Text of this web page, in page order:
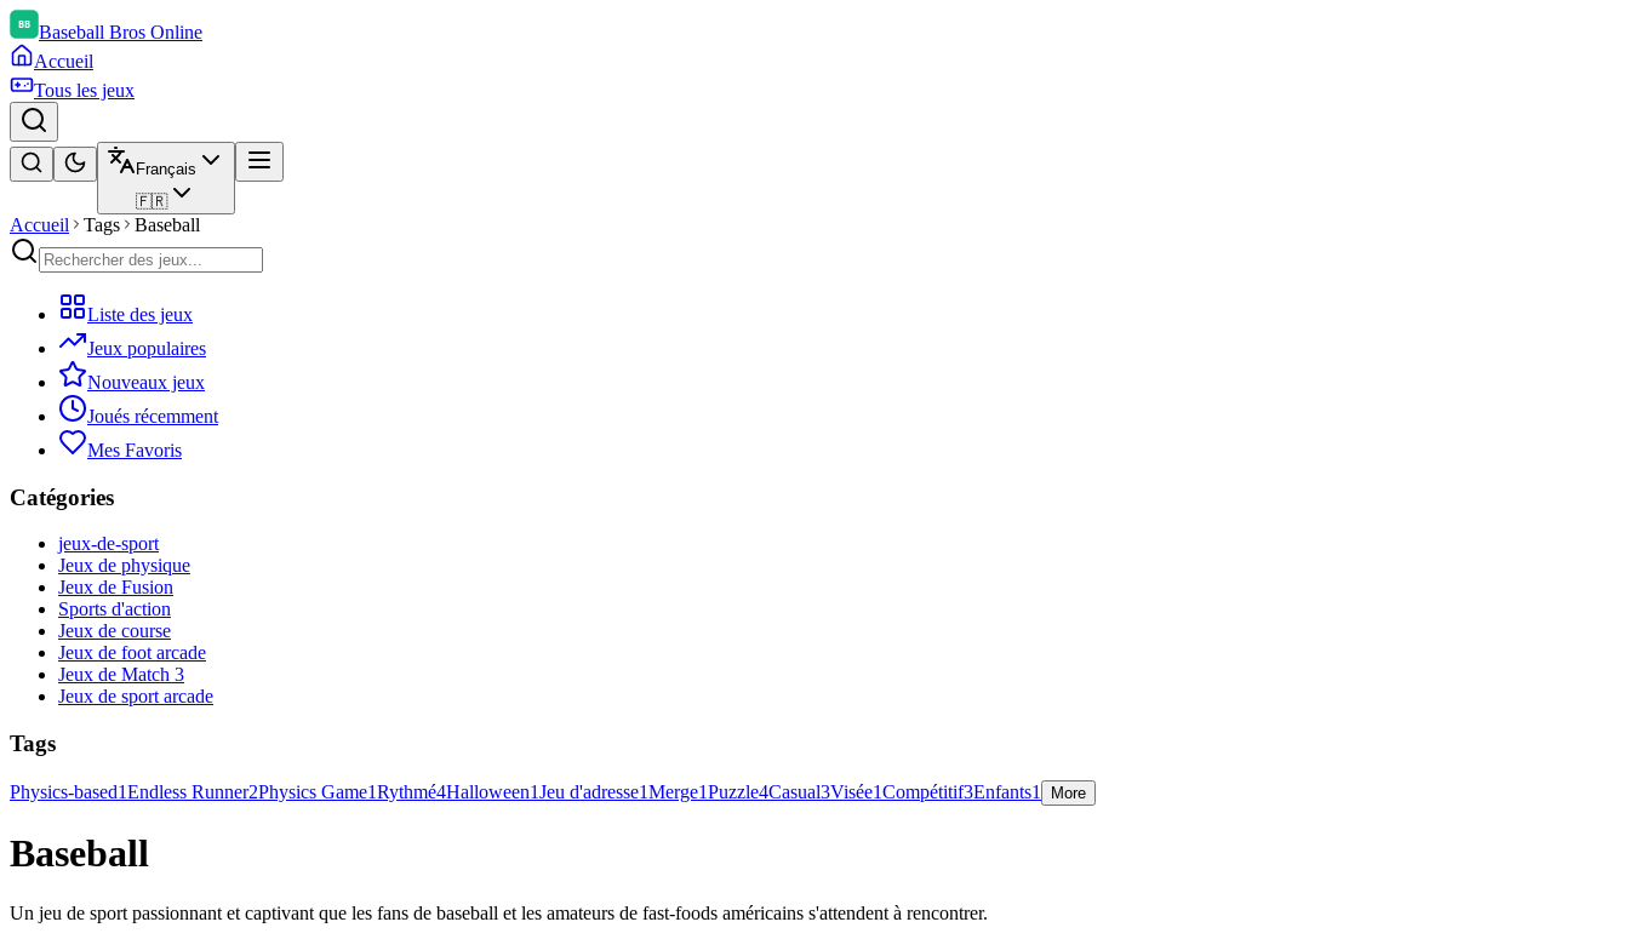
Baseball Bros Online
Accueil
Tous les jeux
Français
🇫🇷
Accueil Tags Baseball
Liste des jeux
Jeux populaires
Nouveaux jeux
Joués récemment
Mes Favoris
Catégories
jeux-de-sport
Jeux de physique
Jeux de Fusion
Sports d'action
Jeux de course
Jeux de foot arcade
Jeux de Match 3
Jeux de sport arcade
Tags
Physics-based1Endless Runner2Physics Game1Rythmé4Halloween1Jeu d'adresse1Merge1Puzzle4Casual3Visée1Compétitif3Enfants1 More
Baseball
Un jeu de sport passionnant et captivant que les fans de baseball et les amateurs de fast-foods américains s'attendent à rencontrer.